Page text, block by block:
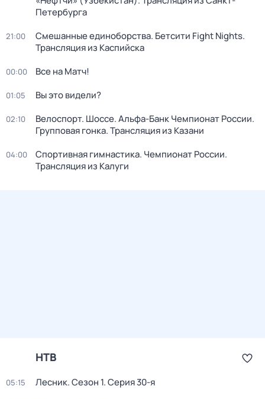
Петербурга
21:00
Смешанные единоборства. Бетсити Fight Nights.
Трансляция из Каспийска
00:00 Все на Матч!
01:05 Вы это видели?
02:10
Велоспорт. Шоссе. Альфа-Банк Чемпионат России.
Групповая гонка. Трансляция из Казани
04:00
Спортивная гимнастика. Чемпионат России.
Трансляция из Калуги
НТВ
05:15 Лесник. Сезон 1. Серия 30-я